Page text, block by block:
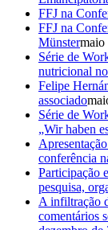
FFJ na
FFJ na
Münstermaio
Série de
nutricional
Felipe
associado
Série de
„Wir haben
conferência
Participação
pesquisa,
A infiltração
comentários